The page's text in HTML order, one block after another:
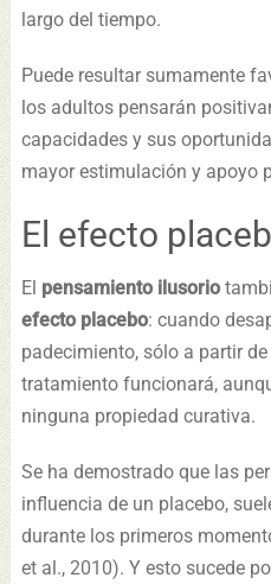
largo del tiempo.
Puede resultar sumamente
los adultos pensarán
capacidades y sus
mayor estimulación y apoyo
El efecto
El pensamiento ilusorio
efecto placebo: cuando
padecimiento, sólo a partir
tratamiento funcionará,
ninguna propiedad curativa.
Se ha demostrado que las
influencia de un placebo,
durante los primeros
et al., 2010). Y esto sucede